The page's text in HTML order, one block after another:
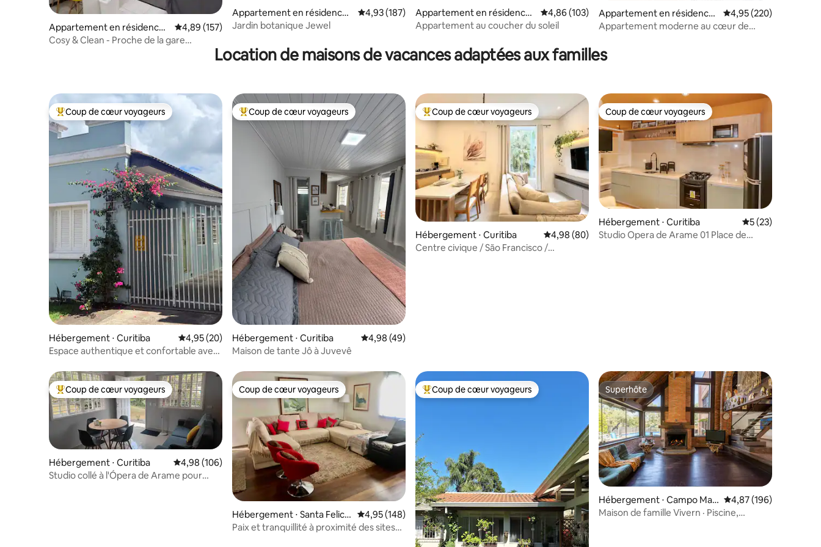
Appartement en résidence ⋅
Centro
Évaluation moyenne sur la base de 157 commentaires : 4,89 sur 5
4,89 (157)
Cosy & Clean - Proche de la gare
Appartement en résidence ⋅
Curitiba
Évaluation moyenne sur la base de 187 commentaires : 4,93 sur 5
4,93 (187)
Jardin botanique Jewel
Appartement en résidence ⋅
Curitiba
Évaluation moyenne sur la base de 103 commentaires : 4,86 sur 5
4,86 (103)
Appartement au coucher du soleil
Appartement en résidence
⋅ Centro
Évaluation moyenne
4,95 (220)
Appartement moderne au cœur de
Location de maisons de vacances adaptées aux familles
Coups de cœur voyageurs les plus appréciés
Coup de cœur voyageurs
Hébergement ⋅ Curitiba Évaluation moyenne sur la base de 20 commentaires : 4,95 sur 5
4,95 (20)
Espace authentique et confortable avec
Coups de cœur voyageurs les plus appréciés
Coup de cœur voyageurs
Hébergement ⋅ Curitiba Évaluation moyenne sur la base de 49 commentaires : 4,98 sur 5
4,98 (49)
Maison de tante Jô à Juvevê
Coups de cœur voyageurs les plus appréciés
Coup de cœur voyageurs
Hébergement ⋅ Curitiba Évaluation moyenne sur la base de 80 commentaires : 4,98 sur 5
4,98 (80)
Centre civique / São Francisco /
Coup de cœur voyageurs
Coup de cœur voyageurs
Hébergement ⋅ Curitiba Évaluation
5 (23)
Studio Opera de Arame 01 Place de
Coups de cœur voyageurs les plus appréciés
Coup de cœur voyageurs
Hébergement ⋅ Curitiba Évaluation moyenne sur la base de 106 commentaires : 4,98 sur 5
4,98 (106)
Studio collé à l'Ópera de Arame pour
Coup de cœur voyageurs
Coup de cœur voyageurs
Hébergement ⋅ Santa Felicid
ade
Évaluation moyenne sur la base de 148 commentaires : 4,95 sur 5
4,95 (148)
Paix et tranquillité à proximité des sites
Coups de cœur voyageurs les plus appréciés
Coup de cœur voyageurs Superhôte
Superhôte
Hébergement ⋅ Campo Mag
ro
Évaluation moyenne
4,87 (196)
Maison de famille Vivern · Piscine,